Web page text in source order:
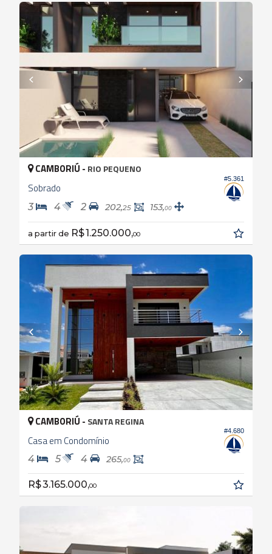
#5.361
CAMBORIÚ - RIO PEQUENO
Sobrado
3 4 2 202,25 153,00
a partir de R$ 1.250.000,00
#4.680
CAMBORIÚ - SANTA REGINA
Casa em Condomínio
4 5 4 265,00
R$ 3.165.000,00